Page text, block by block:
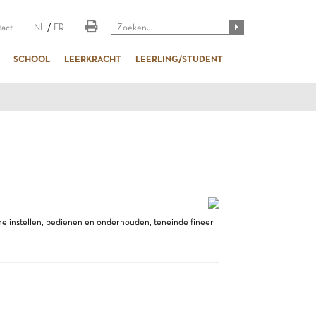
NL / FR
SCHOOL LEERKRACHT LEERLING/STUDENT
instellen, bedienen en onderhouden, teneinde fineer